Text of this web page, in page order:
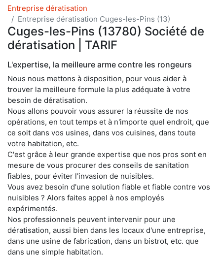
Entreprise dératisation
Entreprise dératisation Cuges-les-Pins (13)
Cuges-les-Pins (13780) Société de
dératisation | TARIF
L'expertise, la meilleure arme contre les rongeurs
Nous nous mettons à disposition, pour vous aider à
trouver la meilleure formule la plus adéquate à votre
besoin de dératisation.
Nous allons pouvoir vous assurer la réussite de nos
opérations, en tout temps et à n'importe quel endroit, que
ce soit dans vos usines, dans vos cuisines, dans toute
votre habitation, etc.
C'est grâce à leur grande expertise que nos pros sont en
mesure de vous procurer des conseils de sanitation
fiables, pour éviter l'invasion de nuisibles.
Vous avez besoin d'une solution fiable et fiable contre vos
nuisibles ? Alors faites appel à nos employés
expérimentés.
Nos professionnels peuvent intervenir pour une
dératisation, aussi bien dans les locaux d'une entreprise,
dans une usine de fabrication, dans un bistrot, etc. que
dans une simple habitation.